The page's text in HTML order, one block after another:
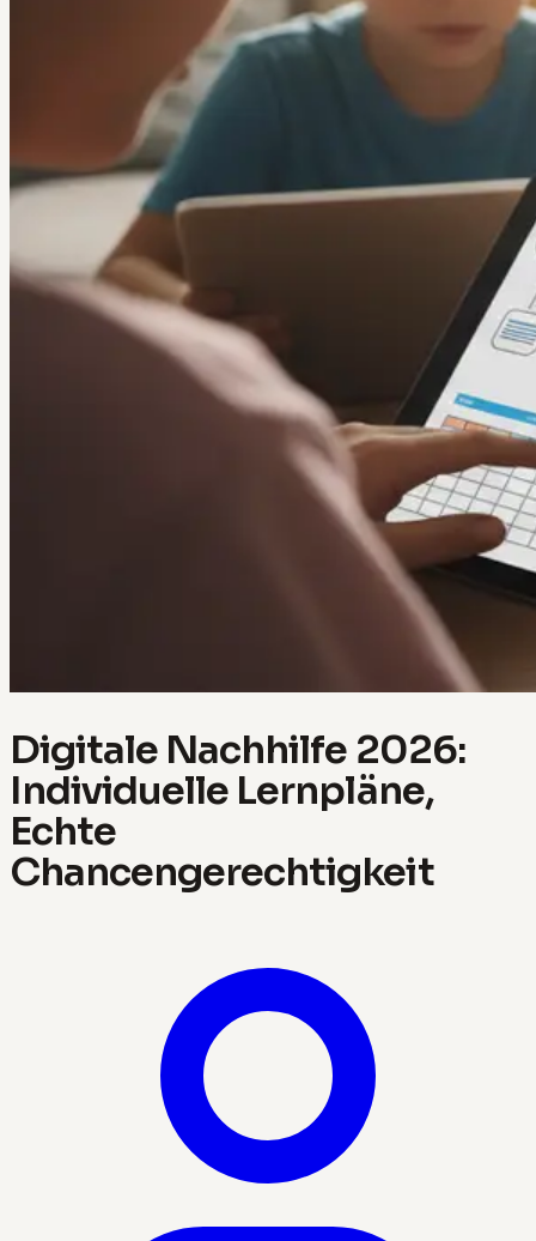
Digitale Nachhilfe 2026:
Individuelle Lernpläne,
Echte
Chancengerechtigkeit